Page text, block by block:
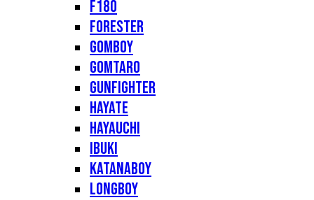
F180
Forester
Gomboy
Gomtaro
Gunfighter
Hayate
Hayauchi
Ibuki
Katanaboy
Longboy